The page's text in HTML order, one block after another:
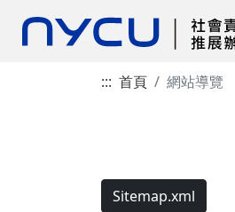
::: 首頁 網站導覽
Sitemap.xml